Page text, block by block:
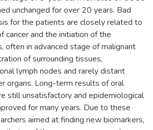
unchanged for over 20 years. Bad
for the patients are closely related to
cancer and the initiation of the
often in advanced stage of malignant
of surrounding tissues,
lymph nodes and rarely distant
organs. Long-term results of oral
still unsatisfactory and epidemiological
for many years. Due to these
aimed at finding new biomarkers,